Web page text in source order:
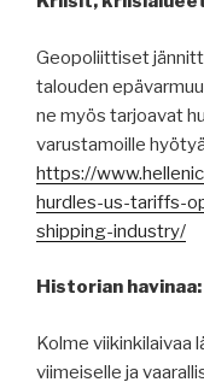
Geopoliittiset
talouden
ne myös tarjoavat
varustamoille
https://
hurdles-us-tariffs-
shipping-industry/
Historian havinaa:
Kolme viikinkilaivaa
viimeiselle ja